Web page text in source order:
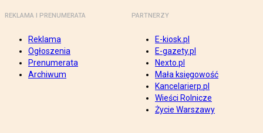
REKLAMA I PRENUMERATA
Reklama
Ogłoszenia
Prenumerata
Archiwum
PARTNERZY
E-kiosk.pl
E-gazety.pl
Nexto.pl
Mała księgowość
Kancelarierp.pl
Wieści Rolnicze
Życie Warszawy